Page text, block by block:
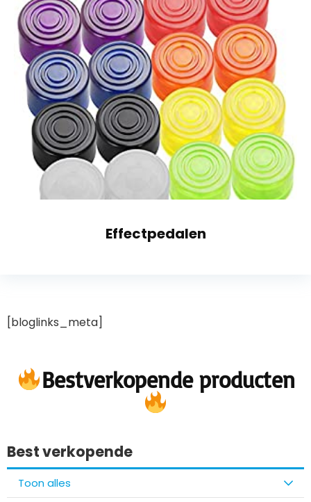
Effectpedalen
[bloglinks_meta]
Bestverkopende producten
Best verkopende
Toon alles